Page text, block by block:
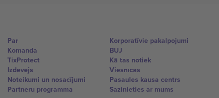
Par
Komanda
TixProtect
Izdevējs
Noteikumi un nosacījumi
Partneru programma
Korporatīvie pakalpojumi
BUJ
Kā tas notiek
Viesnīcas
Pasaules kausa centrs
Sazinieties ar mums